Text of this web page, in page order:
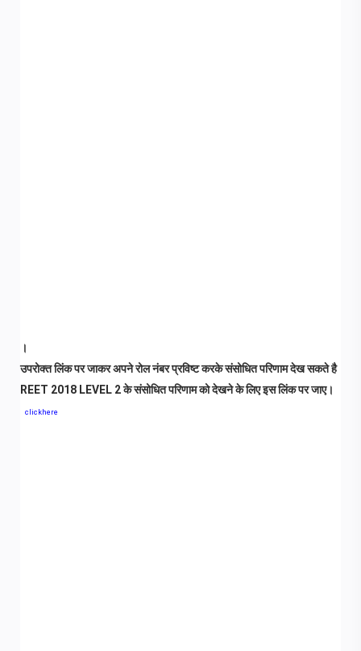
।
उपरोक्त लिंक पर जाकर अपने रोल नंबर प्रविष्ट करके संसोधित परिणाम देख सकते है
REET 2018 LEVEL 2 के संसोधित परिणाम को देखने के लिए इस लिंक पर जाए।
clickhere